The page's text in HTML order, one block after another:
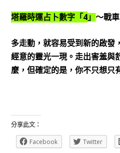
塔羅時運占卜數字「4」 ～戰車
多走動，就容易受到新的啟發
經意的靈光一現。走出害羞與
麼，但確定的是，你不只想只
分享此文：
Facebook
Twitter